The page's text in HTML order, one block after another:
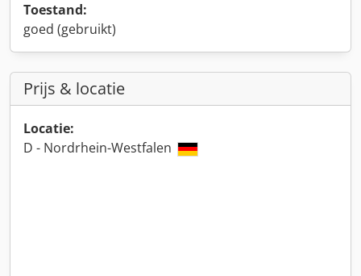
Toestand:
goed (gebruikt)
Prijs & locatie
Locatie:
D - Nordrhein-Westfalen